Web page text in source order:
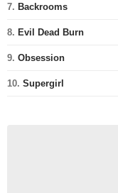
7. Backrooms
8. Evil Dead Burn
9. Obsession
10. Supergirl